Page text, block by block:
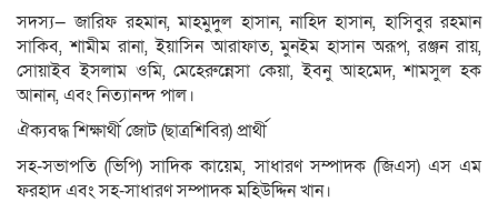
সদস্য— জারিফ রহমান, মাহমুদুল হাসান, নাহিদ হাসান, হাসিবুর রহমান
সাকিব, শামীম রানা, ইয়াসিন আরাফাত, মুনইম হাসান অরূপ, রঞ্জন রায়,
সোয়াইব ইসলাম ওমি, মেহেরুন্নেসা কেয়া, ইবনু আহমেদ, শামসুল হক
আনান, এবং নিত্যানন্দ পাল।
ঐক্যবদ্ধ শিক্ষার্থী জোট (ছাত্রশিবির) প্রার্থী
সহ-সভাপতি (ভিপি) সাদিক কায়েম, সাধারণ সম্পাদক (জিএস) এস এম
ফরহাদ এবং সহ-সাধারণ সম্পাদক মহিউদ্দিন খান।